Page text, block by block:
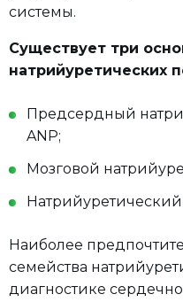
системы.
Существует три
натрийуретических
Предсердный
ANP;
Мозговой
Наиболее
семейства
диагностике